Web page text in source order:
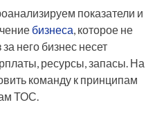
показатели и
бизнеса, которое не
него бизнес несет
ресурсы, запасы. На
команду к принципам
ТОС.